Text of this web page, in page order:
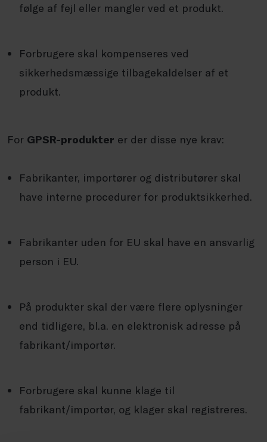
følge af fejl eller mangler ved et produkt.
Forbrugere skal kompenseres ved
sikkerhedsmæssige tilbagekaldelser af et
produkt.
For GPSR-produkter er der disse nye krav:
Fabrikanter, importører og distributører skal
have interne procedurer for produktsikkerhed.
Fabrikanter uden for EU skal have en ansvarlig
person i EU.
På produkter skal der være flere oplysninger
end tidligere, bl.a. en elektronisk adresse på
fabrikant/importør.
Forbrugere skal kunne klage til
fabrikant/importør, og klager skal registreres.